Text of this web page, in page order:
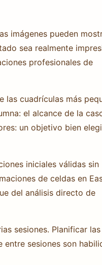
imágenes pueden
sea realmente
profesionales de
cuadrículas más
el alcance de la
un objetivo bien
iniciales válidas sin
de celdas en
del análisis directo de
sesiones. Planificar las
sesiones son